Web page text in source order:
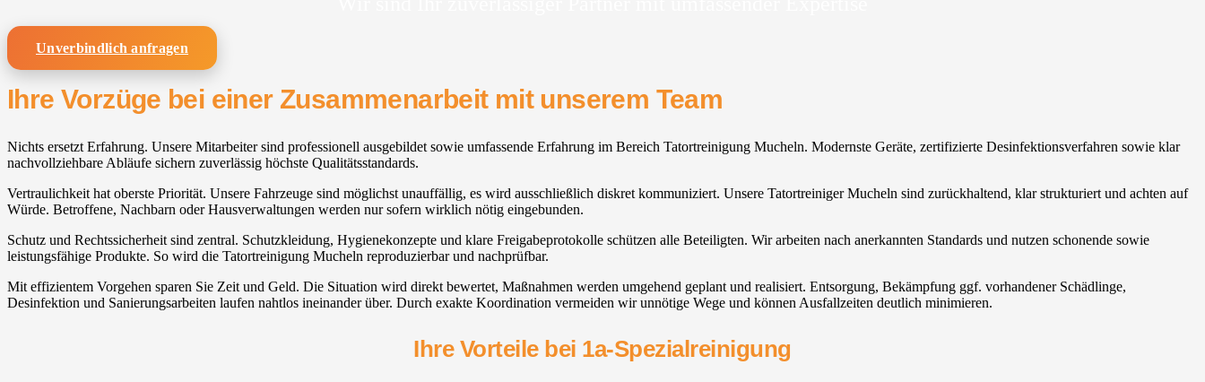
Unverbindlich anfragen
Ihre Vorzüge bei einer Zusammenarbeit mit unserem Team
Nichts ersetzt Erfahrung. Unsere Mitarbeiter sind professionell ausgebildet sowie umfassende Erfahrung im Bereich Tatortreinigung Mucheln. Modernste Geräte, zertifizierte Desinfektionsverfahren sowie klar
nachvollziehbare Abläufe sichern zuverlässig höchste Qualitätsstandards.
Vertraulichkeit hat oberste Priorität. Unsere Fahrzeuge sind möglichst unauffällig, es wird ausschließlich diskret kommuniziert. Unsere Tatortreiniger Mucheln sind zurückhaltend, klar strukturiert und achten auf
Würde. Betroffene, Nachbarn oder Hausverwaltungen werden nur sofern wirklich nötig eingebunden.
Schutz und Rechtssicherheit sind zentral. Schutzkleidung, Hygienekonzepte und klare Freigabeprotokolle schützen alle Beteiligten. Wir arbeiten nach anerkannten Standards und nutzen schonende sowie
leistungsfähige Produkte. So wird die Tatortreinigung Mucheln reproduzierbar und nachprüfbar.
Mit effizientem Vorgehen sparen Sie Zeit und Geld. Die Situation wird direkt bewertet, Maßnahmen werden umgehend geplant und realisiert. Entsorgung, Bekämpfung ggf. vorhandener Schädlinge,
Desinfektion und Sanierungsarbeiten laufen nahtlos ineinander über. Durch exakte Koordination vermeiden wir unnötige Wege und können Ausfallzeiten deutlich minimieren.
Ihre Vorteile bei 1a-Spezialreinigung